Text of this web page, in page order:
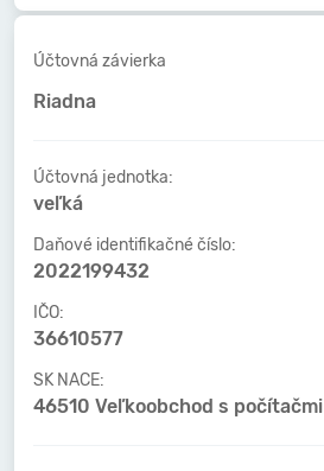
Účtovná závierka
Riadna
Účtovná jednotka:
veľká
Daňové identifikačné číslo:
2022199432
IČO:
36610577
SK NACE:
46510 Veľkoobchod s počítačmi